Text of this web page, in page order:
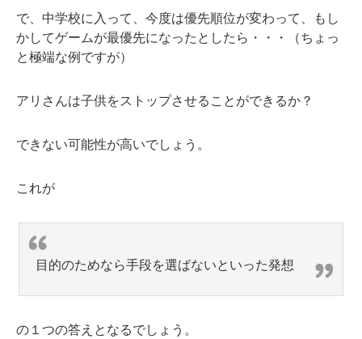
で、中学校に入って、今度は優先順位が変わって、もし
かしてゲームが最優先になったとしたら・・・（ちょっ
と極端な例ですが）
アリさんは子供をストップさせることができるか？
できない可能性が高いでしょう。
これが
目的のためなら手段を選ばないといった発想
の１つの答えとなるでしょう。